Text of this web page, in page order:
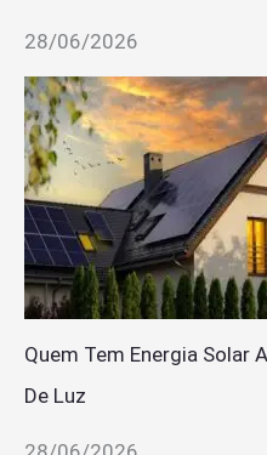
28/06/2026
Quem Tem Energia Solar
De Luz